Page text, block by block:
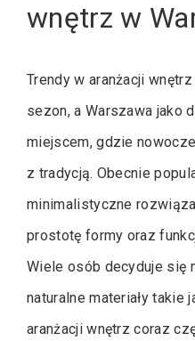
wnętrz w
Trendy w aranżacji
sezon, a Warszawa jako
miejscem, gdzie
z tradycją. Obecnie
minimalistyczne
prostotę formy oraz
Wiele osób decyduje się
naturalne materiały takie
aranżacji wnętrz coraz